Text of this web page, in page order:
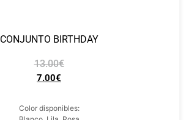
CONJUNTO BIRTHDAY
13.00€
7.00€
Color disponibles: